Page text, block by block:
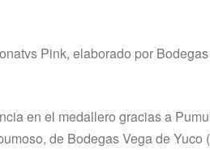
Pink, elaborado por
en el medallero gracias a
de Bodegas Vega de Yuco